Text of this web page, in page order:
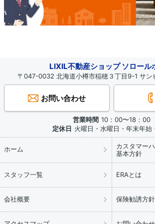
LIXIL不動産ショップ ソロール
〒047-0032 北海道小樽市稲穂３丁目9-1 サン
お問い合わせ
営業時間 10：00〜18：00
定休日 火曜日・水曜日・年末年始
ホーム
カスタマー
基本方針
スタッフ一覧 ERAとは
会社概要 保険勧誘方針